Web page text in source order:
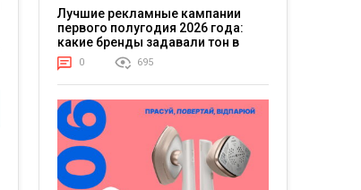
Лучшие рекламные кампании
первого полугодия 2026 года:
какие бренды задавали тон в
отрасли
0 695